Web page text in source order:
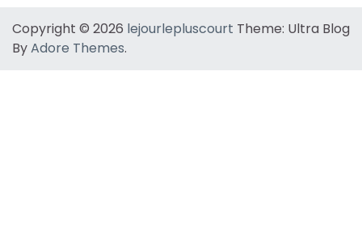
Copyright © 2026 lejourlepluscourt Theme: Ultra Blog
ByAdore Themes.